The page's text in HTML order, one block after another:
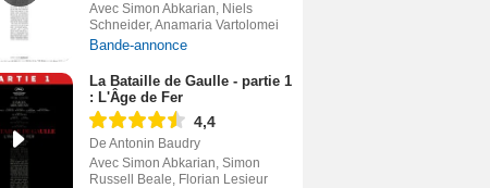
Avec Simon Abkarian, Niels
Schneider, Anamaria Vartolomei
Bande-annonce
La Bataille de Gaulle - partie 1
: L'Âge de Fer
4,4
De Antonin Baudry
Avec Simon Abkarian, Simon
Russell Beale, Florian Lesieur